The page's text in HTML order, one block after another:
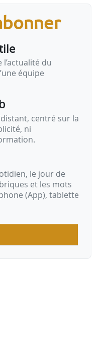
de la Dreal Centre-Val
du
équipe
centré sur la
ni
le jour de
et les mots
(App), tablette